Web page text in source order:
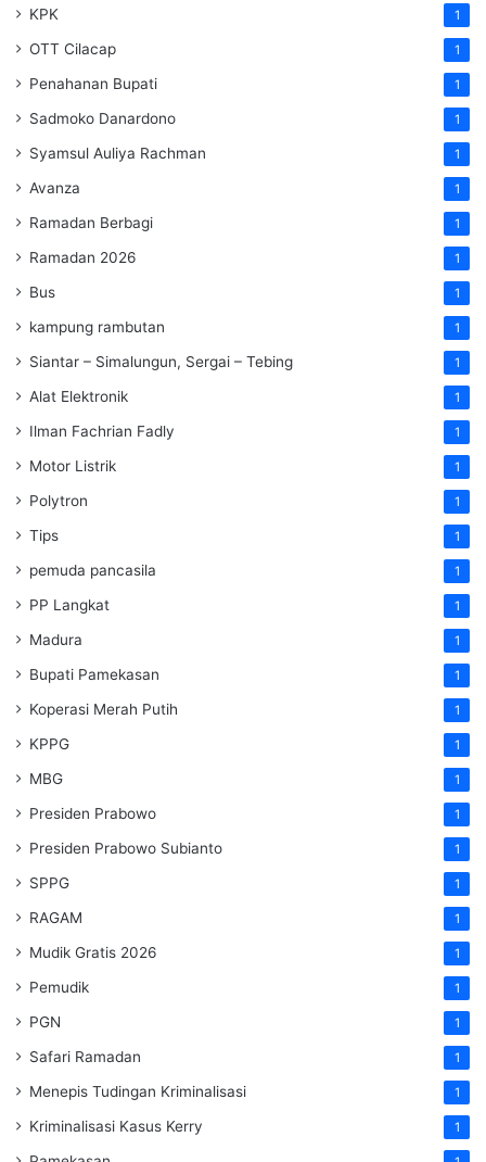
KPK 1
OTT Cilacap 1
Penahanan Bupati 1
Sadmoko Danardono 1
Syamsul Auliya Rachman 1
Avanza 1
Ramadan Berbagi 1
Ramadan 2026 1
Bus 1
kampung rambutan 1
Siantar – Simalungun, Sergai – Tebing 1
Alat Elektronik 1
Ilman Fachrian Fadly 1
Motor Listrik 1
Polytron 1
Tips 1
pemuda pancasila 1
PP Langkat 1
Madura 1
Bupati Pamekasan 1
Koperasi Merah Putih 1
KPPG 1
MBG 1
Presiden Prabowo 1
Presiden Prabowo Subianto 1
SPPG 1
RAGAM 1
Mudik Gratis 2026 1
Pemudik 1
PGN 1
Safari Ramadan 1
Menepis Tudingan Kriminalisasi 1
Kriminalisasi Kasus Kerry 1